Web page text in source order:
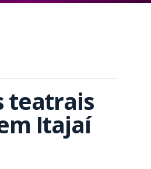
teatrais
Itajaí